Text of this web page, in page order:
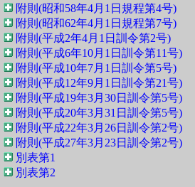
附則(昭和58年4月1日規程第4号)
附則(昭和62年4月1日規程第7号)
附則(平成2年4月1日訓令第2号)
附則(平成6年10月1日訓令第11号)
附則(平成10年7月1日訓令第5号)
附則(平成12年9月1日訓令第21号)
附則(平成19年3月30日訓令第5号)
附則(平成20年3月31日訓令第5号)
附則(平成22年3月26日訓令第2号)
附則(平成27年3月23日訓令第2号)
別表第1
別表第2